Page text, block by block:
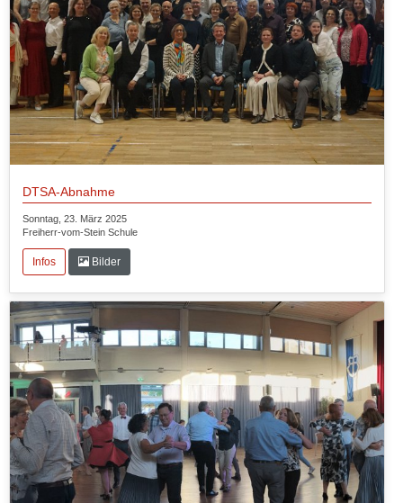
DTSA-Abnahme
Sonntag, 23. März 2025
Freiherr-vom-Stein Schule
Infos Bilder